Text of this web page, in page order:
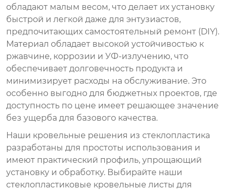
обладают малым весом, что делает их установку
быстрой и легкой даже для энтузиастов,
предпочитающих самостоятельный ремонт (DIY).
Материал обладает высокой устойчивостью к
ржавчине, коррозии и УФ-излучению, что
обеспечивает долговечность продукта и
минимизирует расходы на обслуживание. Это
особенно выгодно для бюджетных проектов, где
доступность по цене имеет решающее значение
без ущерба для базового качества.
Наши кровельные решения из стеклопластика
разработаны для простоты использования и
имеют практический профиль, упрощающий
установку и обработку. Выбирайте наши
стеклопластиковые кровельные листы для